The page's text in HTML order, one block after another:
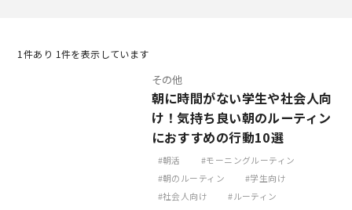
1 件あり 1件を表示しています
その他
朝に時間がない学生や社会人向
け！気持ち良い朝のルーティン
におすすめの行動10選
朝活
モーニングルーティン
朝のルーティン
学生向け
社会人向け
ルーティン